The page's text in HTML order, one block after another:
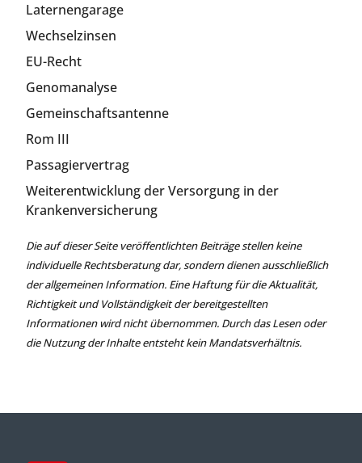
Laternengarage
Wechselzinsen
EU-Recht
Genomanalyse
Gemeinschaftsantenne
Rom III
Passagiervertrag
Weiterentwicklung der Versorgung in der
Krankenversicherung
Die auf dieser Seite veröffentlichten Beiträge stellen keine
individuelle Rechtsberatung dar, sondern dienen ausschließlich
der allgemeinen Information. Eine Haftung für die Aktualität,
Richtigkeit und Vollständigkeit der bereitgestellten
Informationen wird nicht übernommen. Durch das Lesen oder
die Nutzung der Inhalte entsteht kein Mandatsverhältnis.